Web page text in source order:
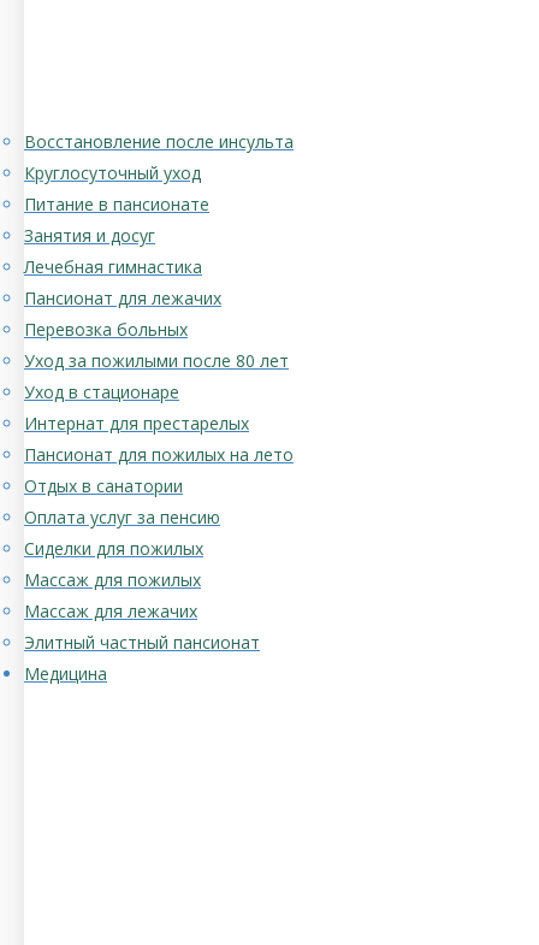
Восстановление после инсульта
Круглосуточный уход
Питание в пансионате
Занятия и досуг
Лечебная гимнастика
Пансионат для лежачих
Перевозка больных
Уход за пожилыми после 80 лет
Уход в стационаре
Интернат для престарелых
Пансионат для пожилых на лето
Отдых в санатории
Оплата услуг за пенсию
Сиделки для пожилых
Массаж для пожилых
Массаж для лежачих
Элитный частный пансионат
Медицина